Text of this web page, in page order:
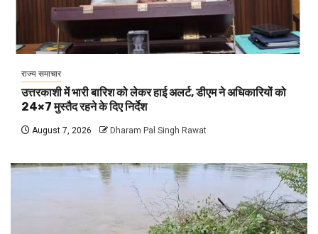
राज्य समाचार
उत्तरकाशी में भारी बारिश को लेकर हाई अलर्ट, डीएम ने अधिकारियों को
24×7 मुस्तैद रहने के दिए निर्देश
August 7, 2026 Dharam Pal Singh Rawat